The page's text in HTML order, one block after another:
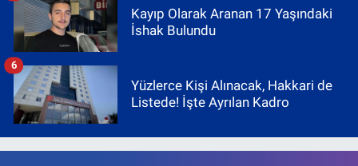
Kayıp Olarak Aranan 17 Yaşındaki
İshak Bulundu
Yüzlerce Kişi Alınacak, Hakkari de
Listede! İşte Ayrılan Kadro
6